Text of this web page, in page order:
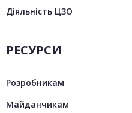
Діяльність ЦЗО
РЕСУРСИ
Розробникам
Майданчикам